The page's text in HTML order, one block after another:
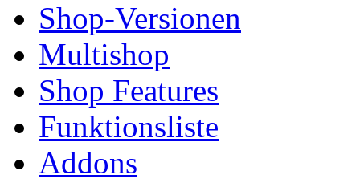
Shop-Versionen
Multishop
Shop Features
Funktionsliste
Addons